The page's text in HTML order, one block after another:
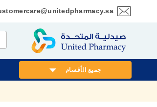
تخطي
المحتوى
جميع الأقسام